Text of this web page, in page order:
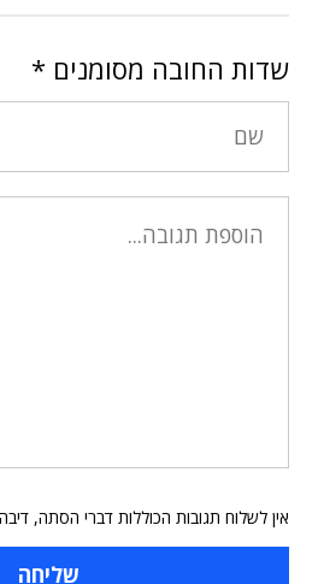
שדות החובה מסומנים *
אין לשלוח תגובות הכוללות דברי הסתה,